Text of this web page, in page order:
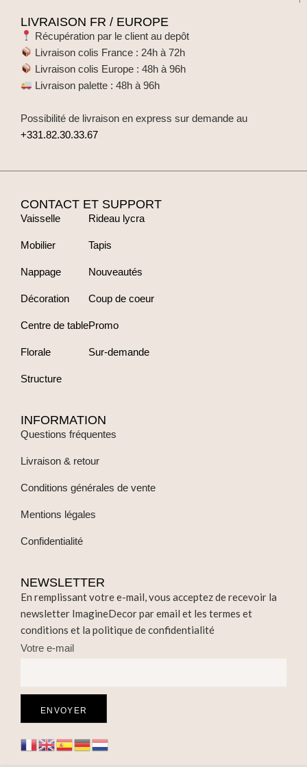
LIVRAISON FR / EUROPE
Récupération par le client au depôt
Livraison colis France : 24h à 72h
Livraison colis Europe : 48h à 96h
Livraison palette : 48h à 96h
Possibilité de livraison en express sur demande au
+331.82.30.33.67
CONTACT ET SUPPORT
Vaisselle
Mobilier
Nappage
Décoration
Centre de table
Florale
Structure
Rideau lycra
Tapis
Nouveautés
Coup de coeur
Promo
Sur-demande
INFORMATION
Questions fréquentes
Livraison & retour
Conditions générales de vente
Mentions légales
Confidentialité
NEWSLETTER
En remplissant votre e-mail, vous acceptez de recevoir la
newsletter ImagineDecor par email et les termes et
conditions et la politique de confidentialité
Votre e-mail